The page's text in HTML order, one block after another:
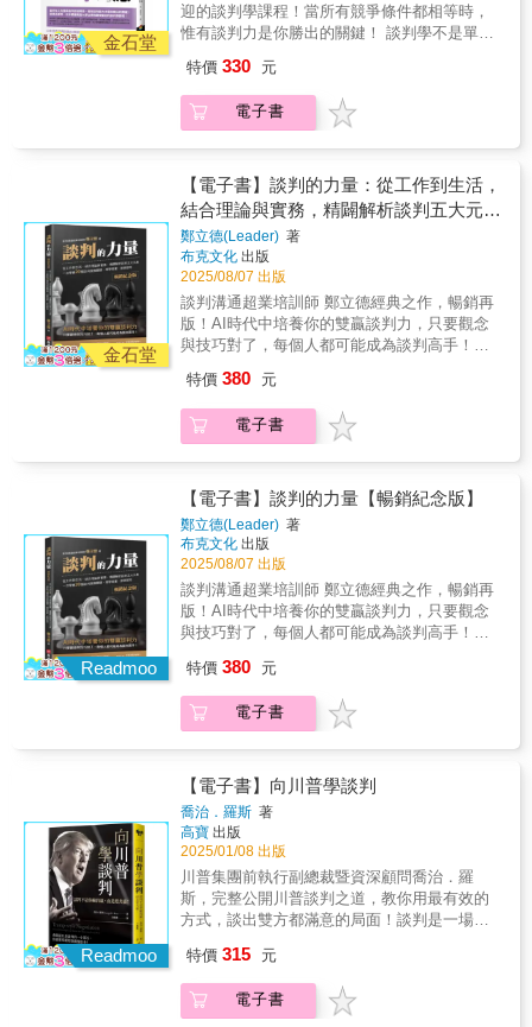
域最好的指南。」──私募基金Crestview
Partners的共同創辦人兼執行長∣貝瑞‧福爾特
理論卻又實用的參考書。」──哥倫比亞法學院
法律與商業榮譽教授、史丹佛法學院法律與商
業榮譽教授∣羅納德‧吉爾森（Ronald J.
財經界的資深專業人士，抑或是充滿好奇心的
讀者，想要了解登上頭條新聞的交易案背後的
運作原理，你的書架上都一定要有這本書。」
（Stephen R. Munger）「所有的商業交易都蘊
含同一套簡單優雅的經濟學架構，無論是相對
直白的收購案，或者是極為複雜的合併案。最
佳交易能夠成交的關鍵就在於把焦點放在重要
的經濟學驅動因子，不要被其他噪音干擾分
心。克勞斯納和蘇布拉曼尼安的著作是這個領
域最好的指南。」──私募基金Crestview
Partners的共同創辦人兼執行長∣貝瑞‧福爾特
現，算2,450，我們各退半步，怎麼樣？（打破
僵局）客人：好，成交。
資訊、找到作決定的人、先發制人、限制對手
空間、拉高自己姿態；還是要：把餅做大、爭
心防；在關鍵時刻提出對的問題，有助於你取
得決定性的進展。 客人：最近生意怎麼
樣？（探聽資訊）店員：景氣不好，業績很
差。客人：是喔……這個要1,000元？可以算便
宜一點嗎？（爭取優惠）店員：買3組的話，
2,500元你可以接受嗎？（把餅做大、定錨效
應）客人：你知道嗎，另一家的價格比較低？
（建立優勢）店員：這要看你重視的是品質還
是價格？（保護價格）客人：當然都要兼顧，
2,400元可以嗎。你應該會想做我的生意吧？
（心理戰術）店員：這樣吧，如果你刷卡，
2,400加3%手續費是2,472元。不如你改成付
現，算2,450，我們各退半步，怎麼樣？（打破
僵局）客人：好，成交。
在談判中突然大發雷霆，如何應對？ 日本慶應
義塾大學法學院教授、律師，同時也是哈佛大
學國際談判學課程國際學術顧問的田村次朗表
雙方都有利的「Win-Win」（雙贏）。不過在艱
困膠著的對立中，堅守自己的利益，同時達成
共識的方法論也很重要。除了談判學的基礎方
理要求，一般人容易陷入的｢心理妥協點｣，以
及社會心理學及各相關領域的研究成果。具備
結合具建設性的共識能力，也就是所謂的談判
能力，才是你我在全球化社會中生存的必要條
件。 ¢關於「談判」的必知重點：‧了解談判的
三個誤解及三項成功原則‧面對高壓攻勢談判的
三個重點‧五階段的事前準備‧破解五大談判基本
戰術 ¢內文架構：第1章了解「導致談判失敗的
第2章如何避免掉入二分法的陷阱、共識的偏
勢的陷阱、固定模式的談判風格到其破解方
式。第4章五階段的事前準備──掌握狀況、使
命、強項、設定目標、BATNA。第5章掌握重
點進行談判，有效管理整個談判流程。如「白
臉•黑臉戰術」、「以退為進戰術」、「得寸進
尺戰術」、「最後通牒戰術」……等。第6章掌
握達到最高共識的談判方法。如運用自己的強
項擬定選項、意識談判對象背後的人物、交換
條件的基本原則、要求對方讓步時的說服技
巧……等。 第7章如何透過談判解決已發生的
嚴重衝突。如不要錯過共識（和解）的機會、
從不同的窗口看待衝突（框架）、避免情緒失
控、降低對談判對象的期待……等。
金石堂
迎的談判學課程！當所有競爭條件都相等時，
惟有談判力是你勝出的關鍵！ 談判學不是單純
是解決問題、爭取最大利益不可欠缺的競爭
力。以哈佛法學院的「談判學」為立論基礎，
加上現場聽證與調查分析得來的實際談判案
推薦 ▎游梓翔 世新大學口語傳播系教授專業推
薦 ▎戚樹誠 臺灣大學商學研究所特聘教授│劉
必榮 東吳大學政治系教授 生活處處都在「談
判、溝通、協商」，以對話取代對立，共識取
代勝負，解決問題就從談判開始！ 對方比你強
勢怎麼談？為了達成業績，非向對方讓步不
可？萬一對方要求大幅降價，該怎麼辦？對方
在談判中突然大發雷霆，如何應對？ 日本慶應
義塾大學法學院教授、律師，同時也是哈佛大
學國際談判學課程國際學術顧問的田村次朗表
雙方都有利的「Win-Win」（雙贏）。不過在艱
困膠著的對立中，堅守自己的利益，同時達成
共識的方法論也很重要。除了談判學的基礎方
理要求，一般人容易陷入的｢心理妥協點｣，以
及社會心理學及各相關領域的研究成果。具備
結合具建設性的共識能力，也就是所謂的談判
能力，才是你我在全球化社會中生存的必要條
件。 ¢關於「談判」的必知重點：‧了解談判的
三個誤解及三項成功原則‧面對高壓攻勢談判的
三個重點‧五階段的事前準備‧破解五大談判基本
三個誤解」及「成功達成談判的三項原則」。
第2章如何避免掉入二分法的陷阱、共識的偏
誤，及擺脫定錨效應的影響。第3章了解高壓攻
勢的陷阱、固定模式的談判風格到其破解方
命、強項、設定目標、BATNA。第5章掌握重
點進行談判，有效管理整個談判流程。如「白
臉•黑臉戰術」、「以退為進戰術」、「得寸進
尺戰術」、「最後通牒戰術」……等。第6章掌
握達到最高共識的談判方法。如運用自己的強
項擬定選項、意識談判對象背後的人物、交換
條件的基本原則、要求對方讓步時的說服技
巧……等。 第7章如何透過談判解決已發生的
嚴重衝突。如不要錯過共識（和解）的機會、
控、降低對談判對象的期待……等。
特價 330 元
電子書
金石堂
【電子書】談判的力量：從工作到生活，
結合理論與實務，精闢解析談判五大元
素，一次學會20個談判致勝關鍵，現學
現賣，即學即用
鄭立德(Leader) 著
布克文化 出版
2025/08/07 出版
談判溝通超業培訓師 鄭立德經典之作，暢銷再
版！AI時代中培養你的雙贏談判力，只要觀念
與技巧對了，每個人都可能成為談判高手！談
自信；解決問題，提升業績！幫您打開僵局，
化險為夷；得到更多，創造雙贏！不了解人
性，只能說遺憾。不懂得談判，就等著被
取保險理賠，到公共意外怎賠，談判，無所不
在！從諸葛亮赤壁之戰，吳蜀生死結盟談判，
古今多少事，到司馬懿關公之死，吳魏分化結
盟談判，盡付談判中！戰場、商場、職場、家
庭，無論工作或生活，人生無處不談判！專文
推薦劉必榮／東吳大學政治系教授、和風談判
學院創辦人朱幸兒／世邦魏理仕（CBRE）臺灣
董事總經理陳怡君／愛爾達電視創辦人暨董事
長蘇晉川／欣台保經董事長 本書十大特色1. 化
提綱挈領、省時省力，輕鬆幫您的談判能力加
速升級！3. 文筆流暢，說理敘事，案例詳實，
現學現賣，即學即用！4. 協助您：勇於上桌談
電影教我的談判人生」！6. 結合生活及工作上
的真實談判案例分析！7. 談判理論與實務的結
合與運用！8. 精闢解析談判五大元素，將20個
談判致勝關鍵點，無縫接軌在現實生活中！9.
不只教授談判技巧，更要傳達正確的談判心態
及談判價值觀！10. 不求全拿，但得更多，越談
越有利！ 本書四大目標◆ 懂得談判：了解什麼
力！◆ 知彼知己：了解談判性格，採取更有效
的方法，爭取更多利益！◆ 有效說服：學習同
理與傾聽，具備談判說服力，達成雙贏的終極
特價 380 元
電子書
Readmoo
【電子書】談判的力量【暢銷紀念版】
鄭立德(Leader) 著
布克文化 出版
2025/08/07 出版
談判溝通超業培訓師 鄭立德經典之作，暢銷再
版！AI時代中培養你的雙贏談判力，只要觀念
與技巧對了，每個人都可能成為談判高手！談
自信；解決問題，提升業績！幫您打開僵局，
化險為夷；得到更多，創造雙贏！不了解人
性，只能說遺憾。不懂得談判，就等著被
取保險理賠，到公共意外怎賠，談判，無所不
在！從諸葛亮赤壁之戰，吳蜀生死結盟談判，
古今多少事，到司馬懿關公之死，吳魏分化結
盟談判，盡付談判中！戰場、商場、職場、家
庭，無論工作或生活，人生無處不談判！專文
推薦劉必榮／東吳大學政治系教授、和風談判
學院創辦人朱幸兒／世邦魏理仕（CBRE）臺灣
董事總經理陳怡君／愛爾達電視創辦人暨董事
長蘇晉川／欣台保經董事長 本書十大特色1. 化
提綱挈領、省時省力，輕鬆幫您的談判能力加
速升級！3. 文筆流暢，說理敘事，案例詳實，
特價 380 元
電子書
Readmoo
【電子書】向川普學談判
喬治．羅斯 著
高寶 出版
2025/01/08 出版
川普集團前執行副總裁暨資深顧問喬治．羅
斯，完整公開川普談判之道，教你用最有效的
方式，談出雙方都滿意的局面！談判是一場沒
不利！這本書是唐納．川普賴以致富的談判之
道。而它最完美的執行者，正是川普集團前執
行副總裁暨資深顧問──喬治．羅斯。羅斯在真
特價 315 元
電子書